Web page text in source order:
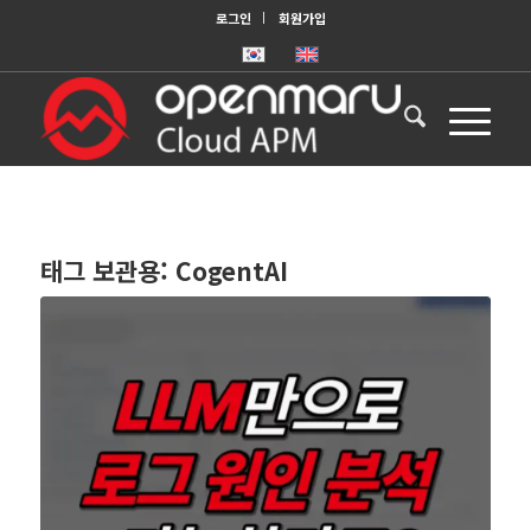
로그인 회원가입
태그 보관용: CogentAI